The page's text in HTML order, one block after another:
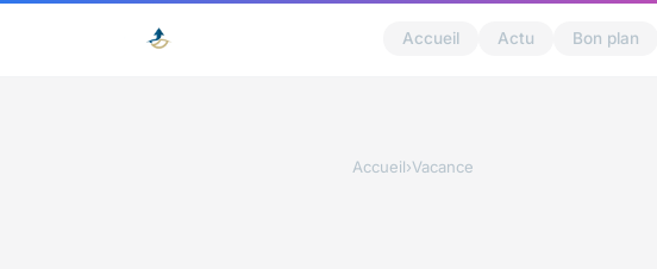
Accueil Actu Bon plan
Accueil›Vacance